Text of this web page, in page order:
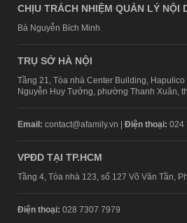
CHỊU TRÁCH NHIỆM QUẢN LÝ NỘI
Bà Nguyễn Bích Minh
TRỤ SỞ HÀ NỘI
Tầng 21, Tòa nhà Center Building,
Nguyễn Huy Tưởng, phường Thanh Xuân,
Email: contact@afamily.vn | Điện thoại: 024
VPĐD TẠI TP.HCM
Tầng 4, Tòa nhà 123, số 127 Võ Văn Tần,
Điện thoại: 028 7307 7979